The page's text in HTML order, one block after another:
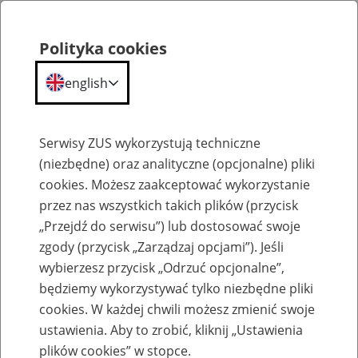
Komunikaty
Polityka cookies
english
Serwisy ZUS wykorzystują techniczne
(niezbędne) oraz analityczne (opcjonalne) pliki
cookies. Możesz zaakceptować wykorzystanie
przez nas wszystkich takich plików (przycisk
„Przejdź do serwisu”) lub dostosować swoje
zgody (przycisk „Zarządzaj opcjami”). Jeśli
wybierzesz przycisk „Odrzuć opcjonalne”,
będziemy wykorzystywać tylko niezbędne pliki
cookies. W każdej chwili możesz zmienić swoje
ustawienia. Aby to zrobić, kliknij „Ustawienia
plików cookies” w stopce.